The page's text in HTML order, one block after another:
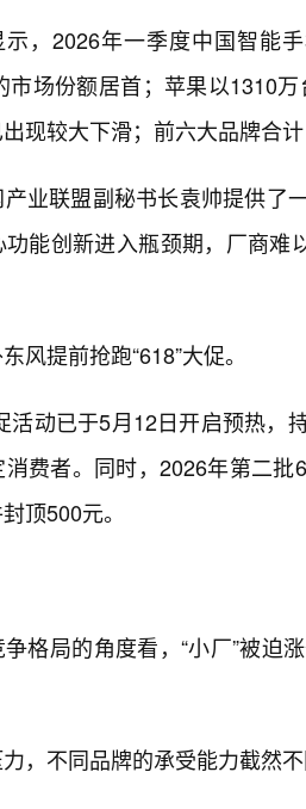
示，2026年一季度中国智能
市场份额居首；苹果以1310
现较大下滑；前六大品牌合
业联盟副秘书长袁帅提供了
能创新进入瓶颈期，厂商
风提前抢跑“618”大促。
活动已于5月12日开启预热
费者。同时，2026年第二
顶500元。
格局的角度看，“小厂”被迫
，不同品牌的承受能力截然